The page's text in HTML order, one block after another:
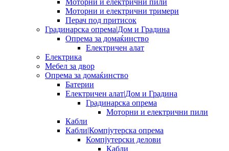
Моторни и електрични тримери
Перач под притисок
Градинарска опрема|Дом и Градина
Опрема за домаќинство
Електричен алат
Електрика
Мебел за двор
Опрема за домаќинство
Батерии
Електричен алат|Дом и Градина
Градинарска опрема
Моторни и електрични пили
Кабли
Кабли|Компјутерска опрема
Компјутерски делови
Кабли